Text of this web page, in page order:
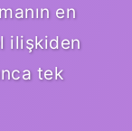
en
ilişkiden
tek